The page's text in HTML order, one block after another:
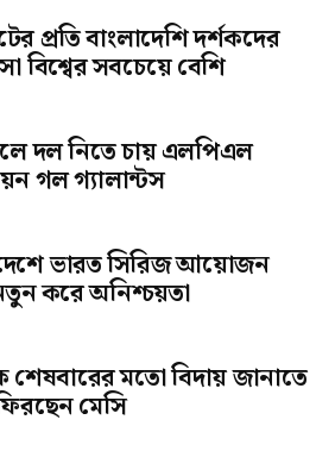
প্রতি বাংলাদেশি দর্শকদের
বিশ্বের সবচেয়ে বেশি
দল নিতে চায় এলপিএল
গল গ্যালান্টস
ভারত সিরিজ আয়োজন
করে অনিশ্চয়তা
শেষবারের মতো বিদায় জানাতে
মেসি